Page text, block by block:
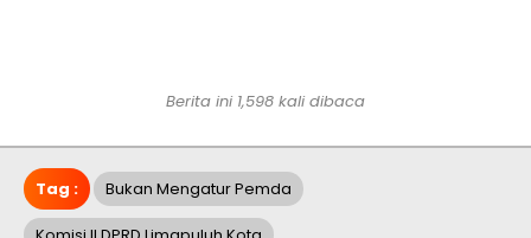
Berita ini 1,598 kali dibaca
Tag : Bukan Mengatur Pemda